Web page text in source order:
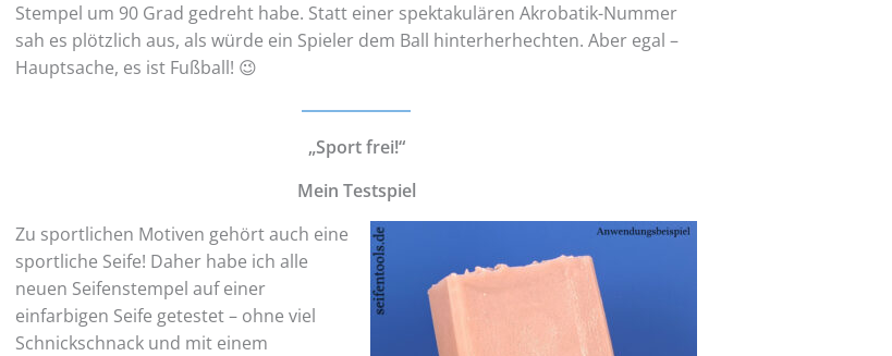
Stempel um 90 Grad gedreht habe. Statt einer spektakulären Akrobatik-Nummer
sah es plötzlich aus, als würde ein Spieler dem Ball hinterherhechten. Aber egal –
Hauptsache, es ist Fußball! 😉
„Sport frei!“
Mein Testspiel
Zu sportlichen Motiven gehört auch eine
sportliche Seife! Daher habe ich alle
neuen Seifenstempel auf einer
einfarbigen Seife getestet – ohne viel
Schnickschnack und mit einem